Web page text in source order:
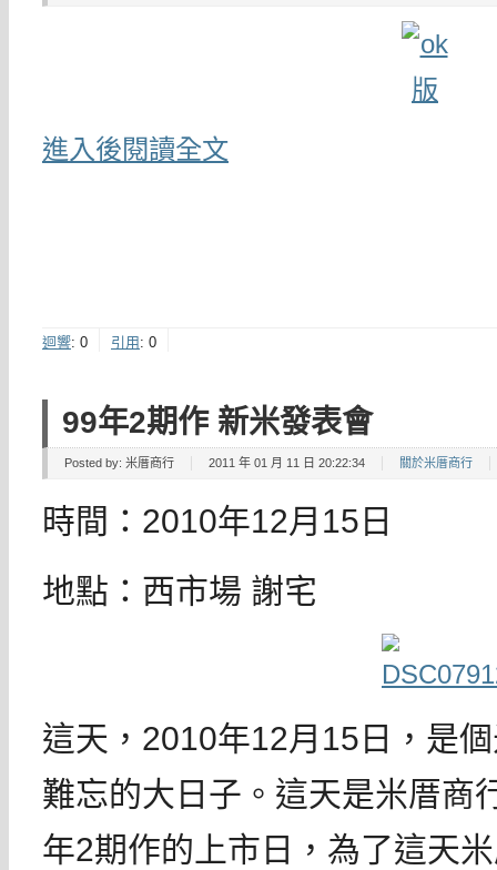
進入後閱讀全文
迴響: 0 引用: 0
99年2期作 新米發表會
Posted by: 米厝商行 2011 年 01 月 11 日 20:22:34 關於米厝商行
時間：2010年12月15日
地點：西市場 謝宅
這天，2010年12月15日，是
難忘的大日子。這天是米厝
年2期作的上市日，為了這天